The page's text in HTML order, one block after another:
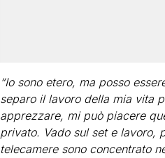
“Io sono etero, ma posso
separo il lavoro della mia vita
apprezzare, mi può piacere
privato. Vado sul set e lavoro,
telecamere sono concentrato